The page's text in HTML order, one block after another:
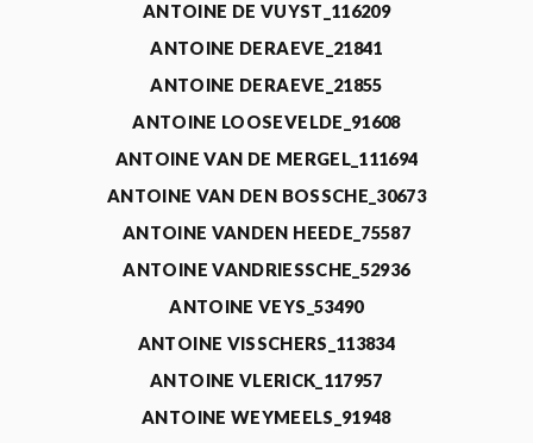
ANTOINE DE VUYST_116209
ANTOINE DERAEVE_21841
ANTOINE DERAEVE_21855
ANTOINE LOOSEVELDE_91608
ANTOINE VAN DE MERGEL_111694
ANTOINE VAN DEN BOSSCHE_30673
ANTOINE VANDEN HEEDE_75587
ANTOINE VANDRIESSCHE_52936
ANTOINE VEYS_53490
ANTOINE VISSCHERS_113834
ANTOINE VLERICK_117957
ANTOINE WEYMEELS_91948